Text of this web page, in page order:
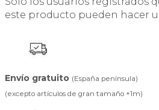
este producto pueden hacer
Envío gratuito (España península)
(excepto artículos de gran tamaño +1m)